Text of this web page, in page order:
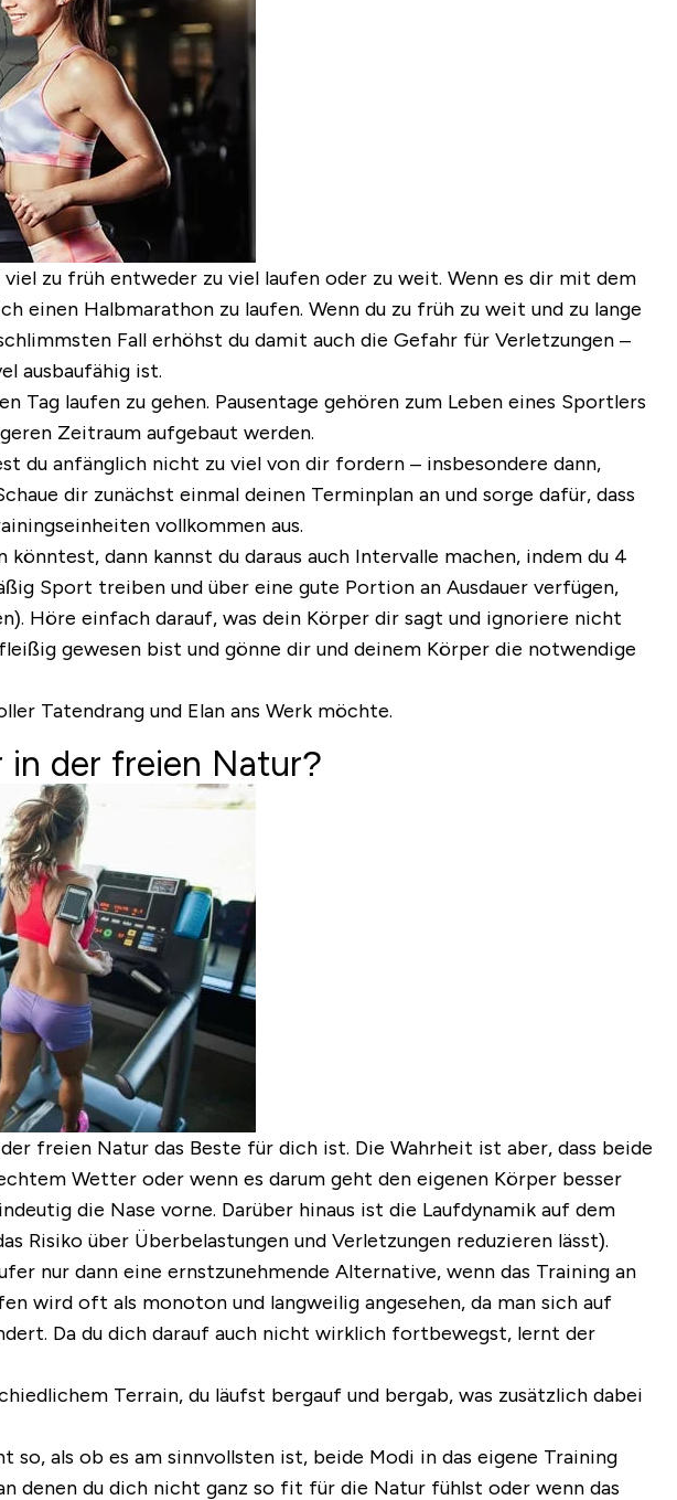
zu früh entweder zu viel laufen oder zu weit. Wenn es dir mit dem
einen Halbmarathon zu laufen. Wenn du zu früh zu weit und zu lange
Fall erhöhst du damit auch die Gefahr für Verletzungen –
ausbaufähig ist.
Tag laufen zu gehen. Pausentage gehören zum Leben eines Sportlers
Zeitraum aufgebaut werden.
du anfänglich nicht zu viel von dir fordern – insbesondere dann,
dir zunächst einmal deinen Terminplan an und sorge dafür,dass
vollkommen aus.
dann kannst du daraus auch Intervalle machen, indem du 4
Sport treiben und über eine gute Portion an Ausdauer verfügen,
Höre einfach darauf, was dein Körper dir sagt und ignoriere nicht
gewesen bist und gönne dir und deinem Körper die notwendige
Tatendrang und Elan ans Werk möchte.
in der freien Natur?
freien Natur das Beste für dich ist. Die Wahrheit ist aber, dass beide
Wetter oder wenn es darum geht den eigenen Körper besser
die Nase vorne. Darüber hinaus ist die Laufdynamik auf dem
Risiko über Überbelastungen und Verletzungen reduzieren lässt).
nur dann eine ernstzunehmende Alternative, wenn das Training an
wird oft als monoton und langweilig angesehen, da man sich auf
Da du dich darauf auch nicht wirklich fortbewegst, lernt der
Terrain, du läufst bergauf und bergab, was zusätzlich dabei
als ob es am sinnvollsten ist, beide Modi in das eigene Training
denen du dich nicht ganz so fit für die Natur fühlst oder wenn das